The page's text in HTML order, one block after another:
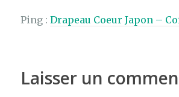
Ping :Drapeau Coeur Japon –
Laisser un